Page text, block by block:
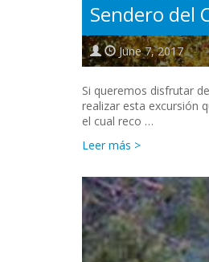
Sendero del
June 7, 2017
Si queremos disfrutar
realizar esta excursión
el cual reco …
Leer más >